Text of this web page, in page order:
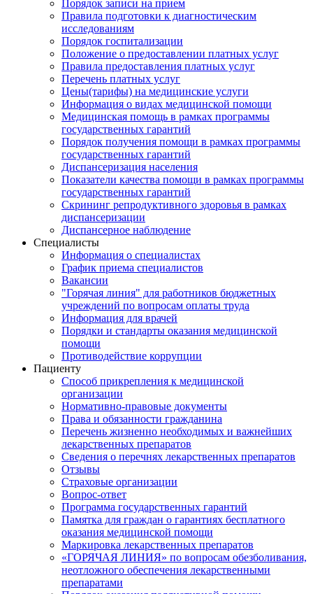
Порядок записи на прием
Правила подготовки к диагностическим
исследованиям
Порядок госпитализации
Положение о предоставлении платных услуг
Правила предоставления платных услуг
Перечень платных услуг
Цены(тарифы) на медицинские услуги
Информация о видах медицинской помощи
Медицинская помощь в рамках программы
государственных гарантий
Порядок получения помощи в рамках программы
государственных гарантий
Диспансеризация населения
Показатели качества помощи в рамках программы
государственных гарантий
Скрининг репродуктивного здоровья в рамках
диспансеризации
Диспансерное наблюдение
Специалисты
Информация о специалистах
График приема специалистов
Вакансии
"Горячая линия" для работников бюджетных
учреждений по вопросам оплаты труда
Информация для врачей
Порядки и стандарты оказания медицинской
помощи
Противодействие коррупции
Пациенту
Способ прикрепления к медицинской
организации
Нормативно-правовые документы
Права и обязанности гражданина
Перечень жизненно необходимых и важнейших
лекарственных препаратов
Сведения о перечнях лекарственных препаратов
Отзывы
Страховые организации
Вопрос-ответ
Программа государственных гарантий
Памятка для граждан о гарантиях бесплатного
оказания медицинской помощи
Маркировка лекарственных препаратов
«ГОРЯЧАЯ ЛИНИЯ» по вопросам обезболивания,
неотложного обеспечения лекарственными
препаратами